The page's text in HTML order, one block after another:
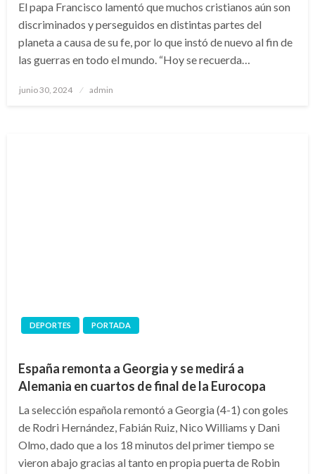
El papa Francisco lamentó que muchos cristianos aún son
discriminados y perseguidos en distintas partes del
planeta a causa de su fe, por lo que instó de nuevo al fin de
las guerras en todo el mundo. “Hoy se recuerda…
Publicado
junio 30, 2024 admin
DEPORTES PORTADA
España remonta a Georgia y se medirá a
Alemania en cuartos de final de la Eurocopa
La selección española remontó a Georgia (4-1) con goles
de Rodri Hernández, Fabián Ruiz, Nico Williams y Dani
Olmo, dado que a los 18 minutos del primer tiempo se
vieron abajo gracias al tanto en propia puerta de Robin